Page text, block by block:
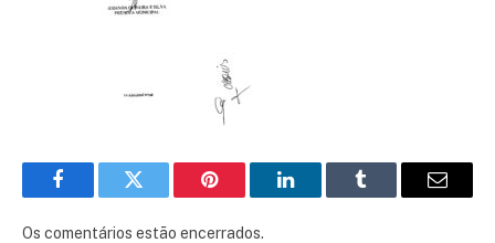
FacebookTwitter Pinterest LinkedInTumblr
E-
Os comentários estão encerrados.